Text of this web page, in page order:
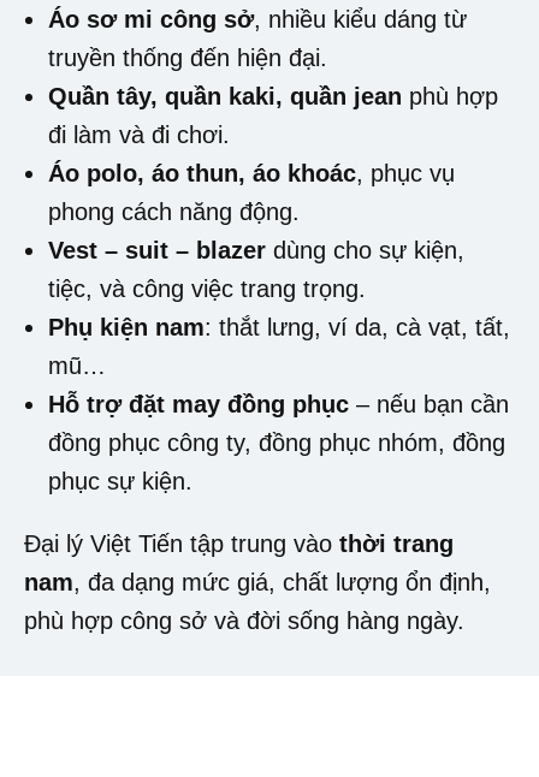
Áo sơ mi công sở, nhiều kiểu dáng từ
truyền thống đến hiện đại.
Quần tây, quần kaki, quần jean phù hợp
đi làm và đi chơi.
Áo polo, áo thun, áo khoác, phục vụ
phong cách năng động.
Vest – suit – blazer dùng cho sự kiện,
tiệc, và công việc trang trọng.
Phụ kiện nam: thắt lưng, ví da, cà vạt, tất,
mũ…
Hỗ trợ đặt may đồng phục – nếu bạn cần
đồng phục công ty, đồng phục nhóm, đồng
phục sự kiện.
Đại lý Việt Tiến tập trung vào thời trang
nam, đa dạng mức giá, chất lượng ổn định,
phù hợp công sở và đời sống hàng ngày.